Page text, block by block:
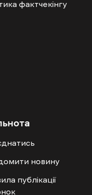
фактчекінгу
новину
публікації